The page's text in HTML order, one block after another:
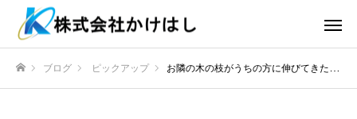
ブログ ピックアップ お隣の木の枝がうちの方に伸びてきた！